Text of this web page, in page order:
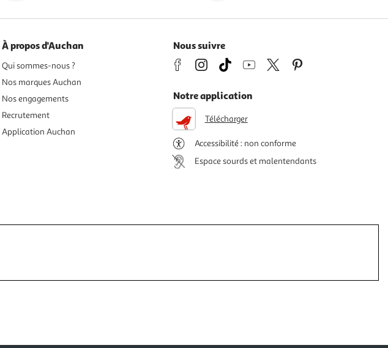
À propos d'Auchan
Qui sommes-nous ?
Nos marques Auchan
Nos engagements
Recrutement
Application Auchan
Nous suivre
Notre application
Télécharger
Accessibilité : non conforme
Espace sourds et malentendants